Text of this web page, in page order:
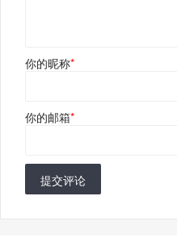
你的昵称*
你的邮箱*
提交评论